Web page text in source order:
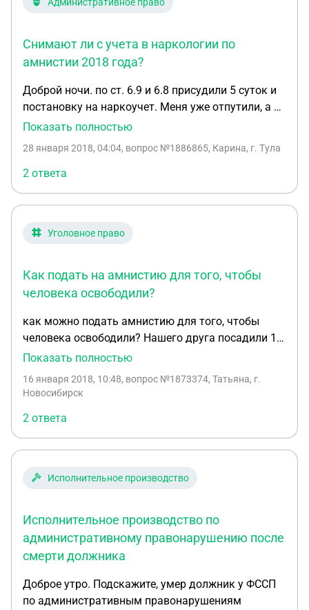
Снимают ли с учета в наркологии по
амнистии 2018 года?
Доброй ночи. по ст. 6.9 и 6.8 присудили 5 суток и
постановку на наркоучет. Меня уже отпутили, а к
врачу я должна явиться до 6 февраля. Вопрос
амнистия, я попаду под нее? меня снимут с учета?
Показать полностью
28 января 2018, 04:04, вопрос №1886865, Карина, г. Тула
2 ответа
Уголовное право
Как подать на амнистию для того, чтобы
человека освободили?
как можно подать амнистию для того, чтобы
человека освободили? Нашего друга посадили 10
января 2018 года на срок 2года 6 месяцев. ОН
в тяжком вреде здоровью. СУду были
суд отклонил все. Здесь подробнее:
https://www.nsk.kp.ru/daily/26780.4/3813295/
https://www.nsk.kp.ru/online/news/2985680/
Показать полностью
16 января 2018, 10:48, вопрос №1873374, Татьяна, г.
Новосибирск
2 ответа
Исполнительное производство
Исполнительное производство по
административному правонарушению после
смерти должника
Доброе утро. Подскажите, умер должник у ФССП
по административным правонарушениям